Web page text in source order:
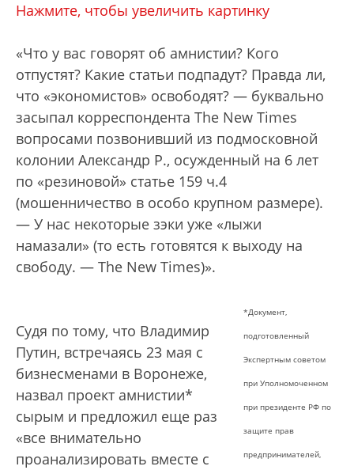
Нажмите, чтобы увеличить картинку
«Что у вас говорят об амнистии? Кого
отпустят? Какие статьи подпадут? Правда ли,
что «экономистов» освободят? — буквально
засыпал корреспондента The New Times
вопросами позвонивший из подмосковной
колонии Александр Р., осужденный на 6 лет
по «резиновой» статье 159 ч.4
(мошенничество в особо крупном размере).
— У нас некоторые зэки уже «лыжи
намазали» (то есть готовятся к выходу на
свободу. — The New Times)».
*Документ,
подготовленный
Экспертным советом
при Уполномоченном
при президенте РФ по
защите прав
предпринимателей,
Судя по тому, что Владимир
Путин, встречаясь 23 мая с
бизнесменами в Воронеже,
назвал проект амнистии*
сырым и предложил еще раз
«все внимательно
проанализировать вместе с